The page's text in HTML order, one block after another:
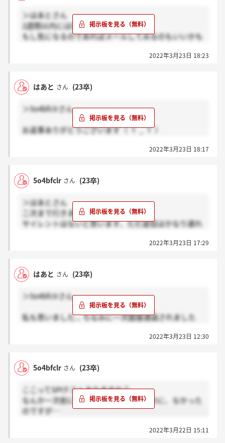
＞はあとさん
2週間以内には来た気がします。
もし気になるのであればメールしてみるのもいいかも
2022年3月23日 18:23
はあと さん (23卒)
＞5o4bfclrさん
お返事ありがとうございます（ ｉ _ ｉ ）
くらいで結果来たかお伺いしてもよろしいですか？
2022年3月23日 18:17
5o4bfclr さん (23卒)
＞はあとさん
二次まで行きました。
サイレントはないと思います、ただ返信はかなり遅れ
2022年3月23日 17:29
はあと さん (23卒)
＞5o4bfclrさん
私も思いました... ちなみに一次面接通過されました
2022年3月23日 12:30
5o4bfclr さん (23卒)
ここってSPIテストありますか？
なんか一次前にあるって書いてあったのに、なかった
のですが…
2022年3月22日 15:11